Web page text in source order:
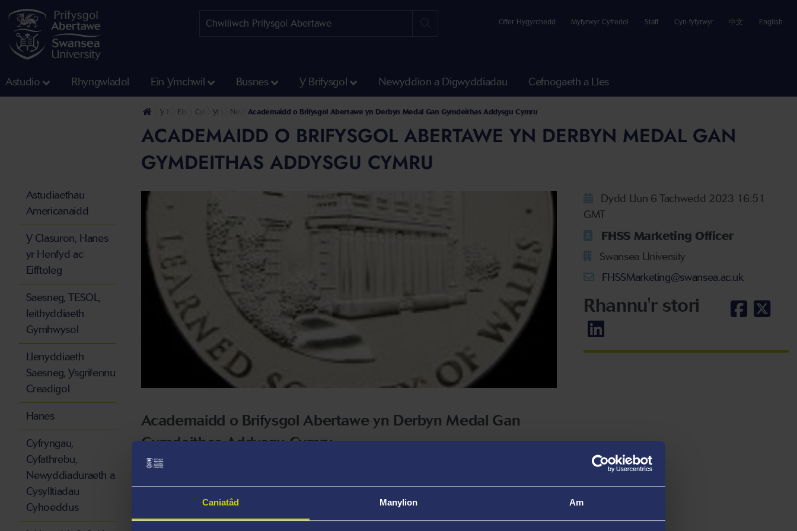
Caniatâd Manylion Am
Offer Hygyrchedd Myfyrwyr Cyfredol Staff Cyn-fyfyrwyr 中文 English
Astudio Rhyngwladol Ein Ymchwil Busnes Y Brifysgol Newyddion a Digwyddiadau Cefnogaeth a Lles
Y BrifysgolEin Cyfadrannau
Cyfadran y Dyniaethau a'r Gwyddorau Cymdeithasol
Yr Ysgol Diwylliant a Chyfathrebu
Newyddion yr ysgol diwylliant a chyfathrebu
Academaidd o Brifysgol Abertawe yn Derbyn Medal Gan Gymdeithas Addysgu Cymru
ACADEMAIDD O BRIFYSGOL ABERTAWE YN DERBYN MEDAL GAN
GYMDEITHAS ADDYSGU CYMRU
Academaidd o Brifysgol Abertawe yn Derbyn Medal Gan
Gymdeithas Addysgu Cymru
(2015),
Dydd Llun 6 Tachwedd 2023 16:51
GMT
FHSS Marketing Officer
Swansea University
FHSSMarketing@swansea.ac.uk
Rhannu'r stori
Astudiaethau
Americanaidd
Y Clasuron, Hanes
yr Henfyd ac
Eifftoleg
Saesneg, TESOL,
Ieithyddiaeth
Gymhwysol
Llenyddiaeth
Saesneg, Ysgrifennu
Creadigol
Hanes
Cyfryngau,
Cyfathrebu,
Newyddiaduraeth a
Cysylltiadau
Cyhoeddus